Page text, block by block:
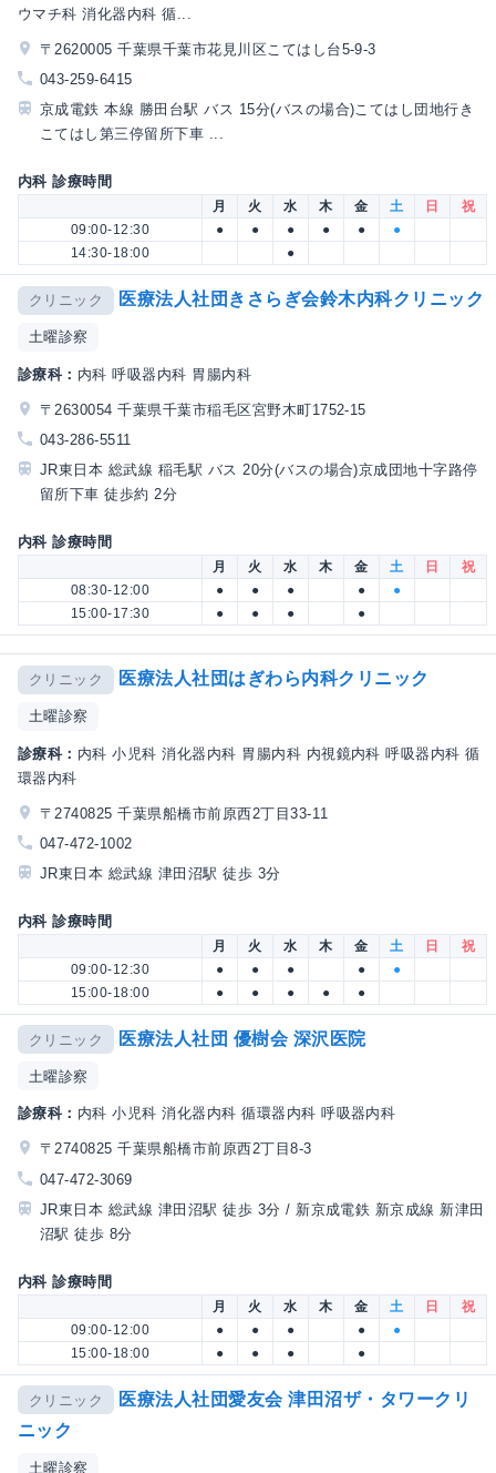
ウマチ科 消化器内科 循...
〒2620005 千葉県千葉市花見川区こてはし台5-9-3
043-259-6415
京成電鉄 本線 勝田台駅 バス 15分(バスの場合)こてはし団地行き
こてはし第三停留所下車 ...
内科 診療時間
月 火 水 木 金 土 日
祝
09:00-12:30
● ● ● ● ●
●
14:30-18:00
●
クリニック 医療法人社団きさらぎ会鈴木内科クリニック
土曜診察
診療科： 内科 呼吸器内科 胃腸内科
〒2630054 千葉県千葉市稲毛区宮野木町1752-15
043-286-5511
JR東日本 総武線 稲毛駅 バス 20分(バスの場合)京成団地十字路停
留所下車 徒歩約 2分
内科 診療時間
月 火 水 木 金 土 日
祝
08:30-12:00
● ● ● ●
●
15:00-17:30
● ● ● ●
クリニック 医療法人社団はぎわら内科クリニック
土曜診察
診療科： 内科 小児科 消化器内科 胃腸内科 内視鏡内科 呼吸器内科 循
環器内科
〒2740825 千葉県船橋市前原西2丁目33-11
047-472-1002
JR東日本 総武線 津田沼駅 徒歩 3分
内科 診療時間
月 火 水 木 金 土 日
祝
09:00-12:30
● ● ● ●
●
15:00-18:00
● ● ● ● ●
クリニック 医療法人社団 優樹会 深沢医院
土曜診察
診療科： 内科 小児科 消化器内科 循環器内科 呼吸器内科
〒2740825 千葉県船橋市前原西2丁目8-3
047-472-3069
JR東日本 総武線 津田沼駅 徒歩 3分 / 新京成電鉄 新京成線 新津田
沼駅 徒歩 8分
内科 診療時間
月 火 水 木 金 土 日
祝
09:00-12:00
● ● ● ●
●
15:00-18:00
● ● ● ●
クリニック
医療法人社団愛友会 津田沼ザ・タワークリ
ニック
土曜診察